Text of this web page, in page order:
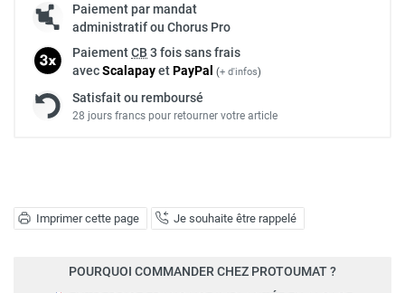
Imprimer cette page Je souhaite être rappelé
Paiement par mandat
administratif ou Chorus Pro
PaiementCB 3 fois sans frais
avecScalapayetPayPal (+ d'infos)
Satisfait ou remboursé
28 jours francs pour retourner votre article
POURQUOI COMMANDER CHEZ PROTOUMAT ?